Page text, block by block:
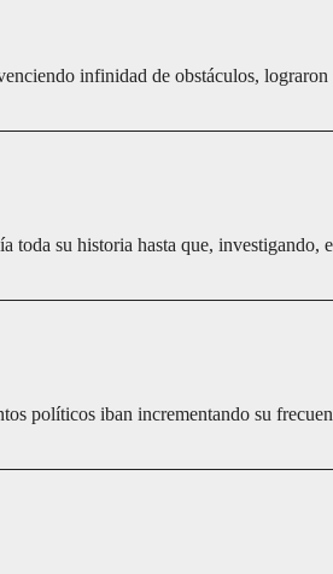
infinidad de obstáculos, lograron
toda su historia hasta que, investigando,
políticos iban incrementando su